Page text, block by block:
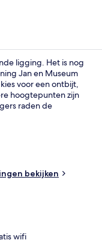
ligging. Het is nog
Jan en Museum
voor een ontbijt,
hoogtepunten zijn
raden de
bekijken
wifi